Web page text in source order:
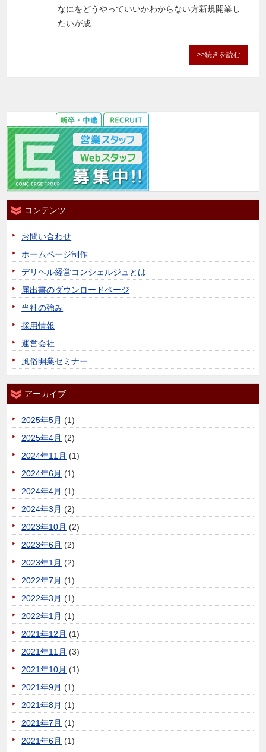
なにをどうやっていいかわからない方新規開業し
たいが成
>>続きを読む
コンテンツ
お問い合わせ
ホームページ制作
デリヘル経営コンシェルジュとは
届出書のダウンロードページ
当社の強み
採用情報
運営会社
風俗開業セミナー
アーカイブ
2025年5月 (1)
2025年4月 (2)
2024年11月 (1)
2024年6月 (1)
2024年4月 (1)
2024年3月 (2)
2023年10月 (2)
2023年6月 (2)
2023年1月 (2)
2022年7月 (1)
2022年3月 (1)
2022年1月 (1)
2021年12月 (1)
2021年11月 (3)
2021年10月 (1)
2021年9月 (1)
2021年8月 (1)
2021年7月 (1)
2021年6月 (1)